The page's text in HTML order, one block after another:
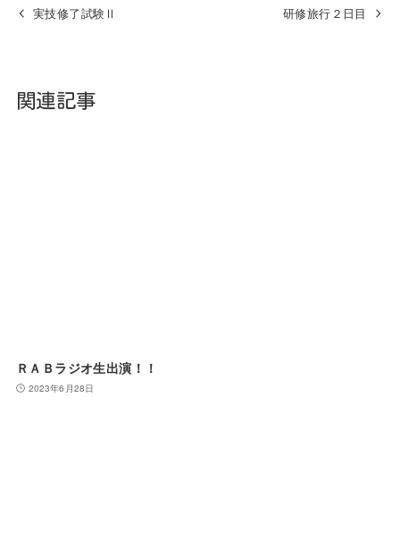
実技修了試験Ⅱ 研修旅行２日目
関連記事
ＲＡＢラジオ生出演！！
2023年6月28日